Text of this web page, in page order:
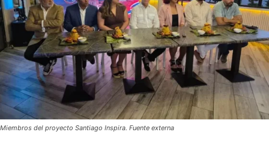
Miembros del proyecto Santiago Inspira. Fuente externa